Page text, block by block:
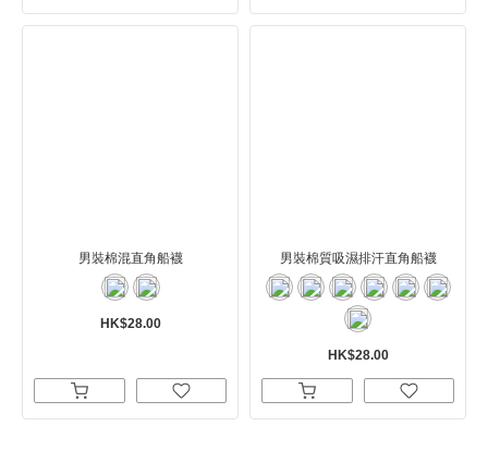
男裝棉混直角船襪
HK$28.00
男裝棉質吸濕排汗直角船襪
HK$28.00